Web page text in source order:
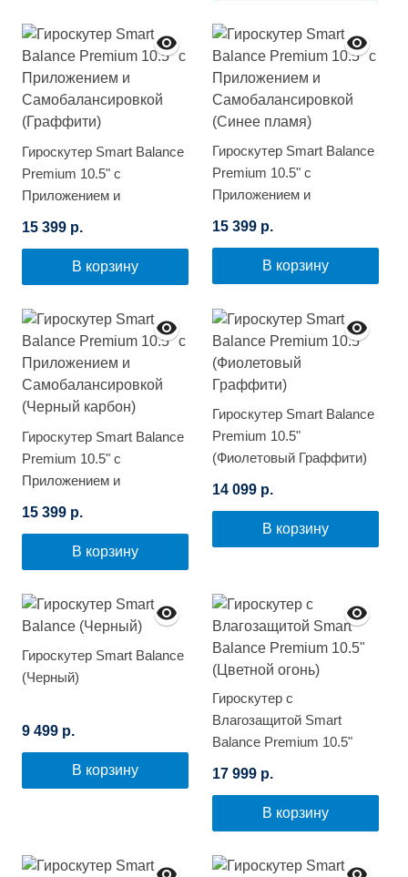
Гироскутер Smart Balance
Premium 10.5" с
Приложением и
Самобалансировкой
(Граффити)
15 399 р.
В корзину
Гироскутер Smart Balance
Premium 10.5" с
Приложением и
Самобалансировкой
(Синее пламя)
15 399 р.
В корзину
Гироскутер Smart Balance
Premium 10.5" с
Приложением и
Самобалансировкой
(Черный карбон)
15 399 р.
В корзину
Гироскутер Smart Balance
Premium 10.5"
(Фиолетовый Граффити)
14 099 р.
В корзину
Гироскутер Smart Balance
(Черный)
9 499 р.
В корзину
Гироскутер с
Влагозащитой Smart
Balance Premium 10.5"
(Цветной огонь)
17 999 р.
В корзину